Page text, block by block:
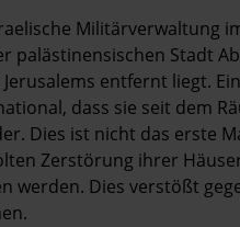
Militärverwaltung
palästinensischen Stadt
entfernt liegt.
dass sie seit dem
Dies ist nicht das erste
Zerstörung ihrer
werden. Dies verstößt